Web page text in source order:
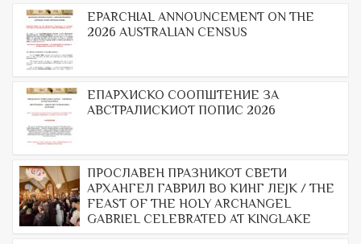
EPARCHIAL ANNOUNCEMENT ON THE
2026 AUSTRALIAN CENSUS
ЕПАРХИСКО СООПШТЕНИЕ ЗА
АВСТРАЛИСКИОТ ПОПИС 2026
ПРОСЛАВЕН ПРАЗНИКОТ СВЕТИ
АРХАНГЕЛ ГАВРИЛ ВО КИНГ ЛЕЈК / THE
FEAST OF THE HOLY ARCHANGEL
GABRIEL CELEBRATED AT KINGLAKE